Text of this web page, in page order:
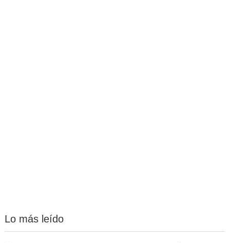
Lo más leído